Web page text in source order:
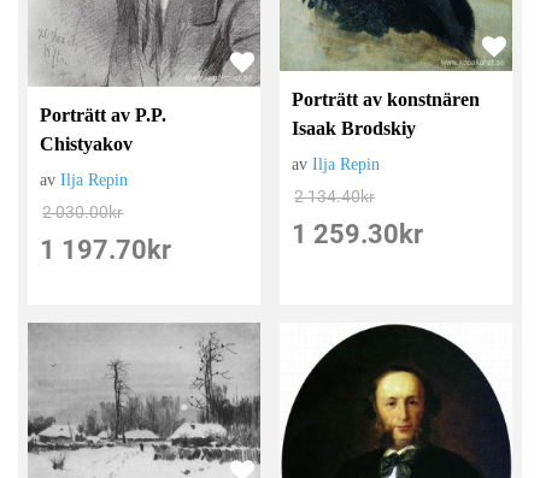
Porträtt av P.P.
Chistyakov
avIlja Repin
2 030.00kr
1 197.70 kr
Porträtt av konstnären
Isaak Brodskiy
avIlja Repin
2 134.40kr
1 259.30 kr